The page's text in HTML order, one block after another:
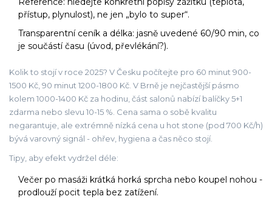
přístup, plynulost), ne jen „bylo to super“.
Transparentní ceník a délka: jasně uvedené 60/90 min, co
je součástí času (úvod, převlékání?).
Kolik to stojí v roce 2025? V Česku počítejte pro 60 minut 900-
1500 Kč, 90 minut 1200-1800 Kč. V Brně je nejčastější pásmo
kolem 1000-1400 Kč za hodinu, část salonů nabízí balíčky 5+1
zdarma nebo slevu 10-15 %. Cena sama o sobě kvalitu
negarantuje, ale extrémně nízká cena u hot stone (pod 700 Kč/h)
bývá varovný signál - ohřev, hygiena a čas něco stojí.
Tipy, aby efekt vydržel déle:
Večer po masáži krátká horká sprcha nebo koupel nohou -
prodlouží pocit tepla bez zatížení.